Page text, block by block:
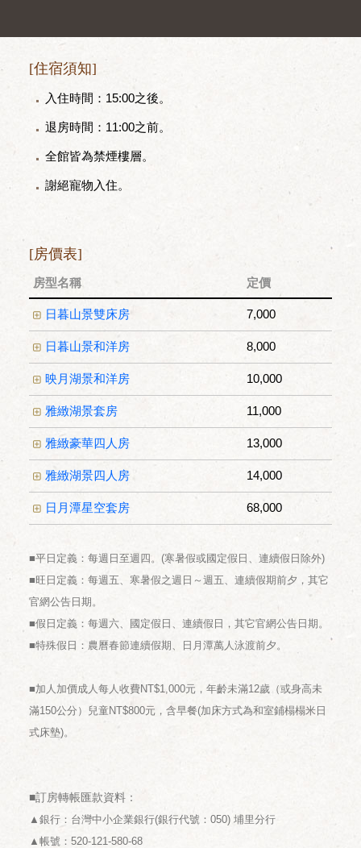
住宿須知
． 入住時間：15:00之後。
． 退房時間：11:00之前。
． 全館皆為禁煙樓層。
． 謝絕寵物入住。
房價表
房型名稱 定價
日暮山景雙床房 7,000
日暮山景和洋房 8,000
映月湖景和洋房 10,000
雅緻湖景套房 11,000
雅緻豪華四人房 13,000
雅緻湖景四人房 14,000
日月潭星空套房 68,000
■平日定義：每週日至週四。(寒暑假或國定假日、連續假日除外)
■旺日定義：每週五、寒暑假之週日～週五、連續假期前夕，其它
官網公告日期。
■假日定義：每週六、國定假日、連續假日，其它官網公告日期。
■特殊假日：農曆春節連續假期、日月潭萬人泳渡前夕。
■加人加價成人每人收費NT$1,000元，年齡未滿12歲（或身高未
滿150公分）兒童NT$800元，含早餐(加床方式為和室鋪榻榻米日
式床墊)。
■訂房轉帳匯款資料：
▲銀行：台灣中小企業銀行(銀行代號：050) 埔里分行
▲帳號：520-121-580-68